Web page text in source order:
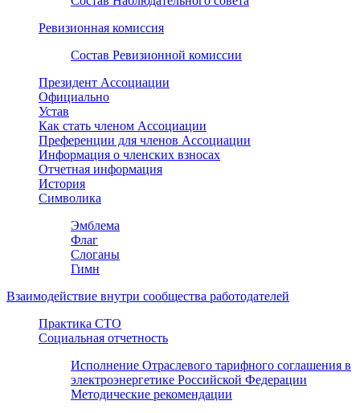
Ревизионная комиссия
Состав Ревизионной комиссии
Президент Ассоциации
Официально
Устав
Как стать членом Ассоциации
Преференции для членов Ассоциации
Информация о членских взносах
Отчетная информация
История
Символика
Эмблема
Флаг
Слоганы
Гимн
Взаимодействие внутри сообщества работодателей
Практика СТО
Социальная отчетность
Исполнение Отраслевого тарифного соглашения в
электроэнергетике Российской Федерации
Методические рекомендации